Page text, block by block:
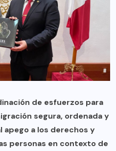
de esfuerzos para
segura, ordenada y
apego a los derechos y
personas en contexto de